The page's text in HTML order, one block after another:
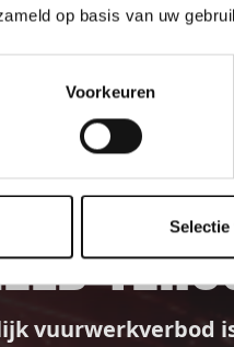
op basis van uw
Voorkeuren
Selectie